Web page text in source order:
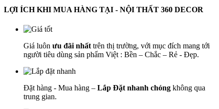
LỢI ÍCH KHI MUA HÀNG TẠI - NỘI THẤT 360 DECOR
Giá luôn ưu đãi nhất trên thị trường, với mục đích mang tới
người tiêu dùng sản phẩm Việt : Bền – Chắc – Rẻ - Đẹp.
Đặt hàng - Mua hàng – Lắp Đặt nhanh chóng không qua
trung gian.